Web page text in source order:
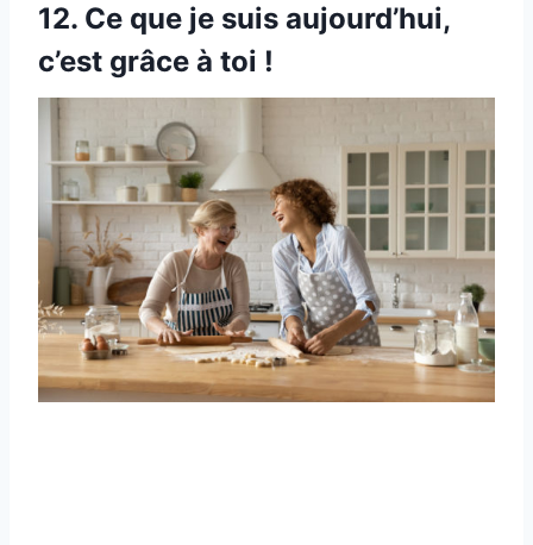
12. Ce que je suis aujourd’hui,
c’est grâce à toi !